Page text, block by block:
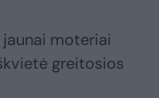
moteriai
greitosios